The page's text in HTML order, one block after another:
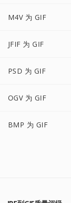
M4V 为 GIF
JFIF 为 GIF
PSD 为 GIF
OGV 为 GIF
BMP 为 GIF